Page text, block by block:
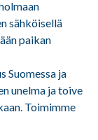
sähköisellä
paikan
Suomessa ja
unelma ja toive
Toimimme